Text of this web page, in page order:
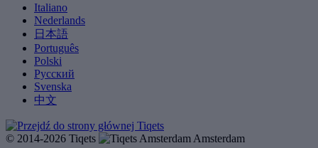
Italiano
Nederlands
日本語
Português
Polski
Русский
Svenska
中文
© 2014-2026 Tiqets
Amsterdam